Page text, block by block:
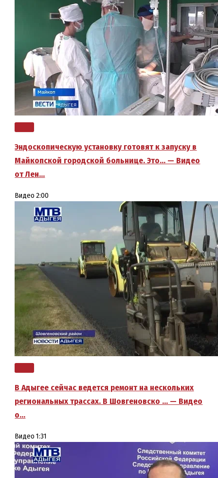
Эндоскопическую установку готовят к запуску в
Майкопской городской больнице. Это… — Видео
от Лен…
Видео 2:00
В Адыгее сейчас ведется ремонт на нескольких
региональных трассах. В Шовгеновско … — Видео
о…
Видео 1:31